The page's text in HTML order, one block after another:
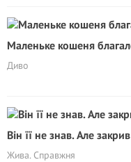
Маленьке кошеня
Диво
Він її не знав. Але
Жива. Справжня